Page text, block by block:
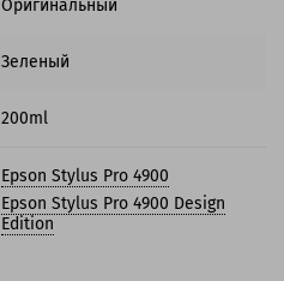
Оригинальный
Зеленый
200ml
Epson Stylus Pro 4900
Epson Stylus Pro 4900 Design
Edition